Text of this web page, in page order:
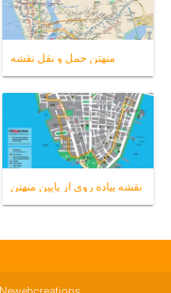
منهتن حمل و نقل نقشه
نقشه پیاده روی از پایین منهتن